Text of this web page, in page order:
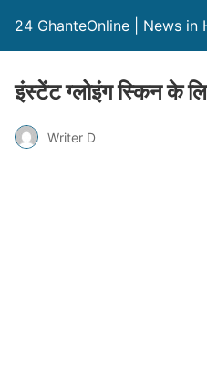
24 GhanteOnline | News in
इंस्टेंट ग्लोइंग स्किन के
Writer D